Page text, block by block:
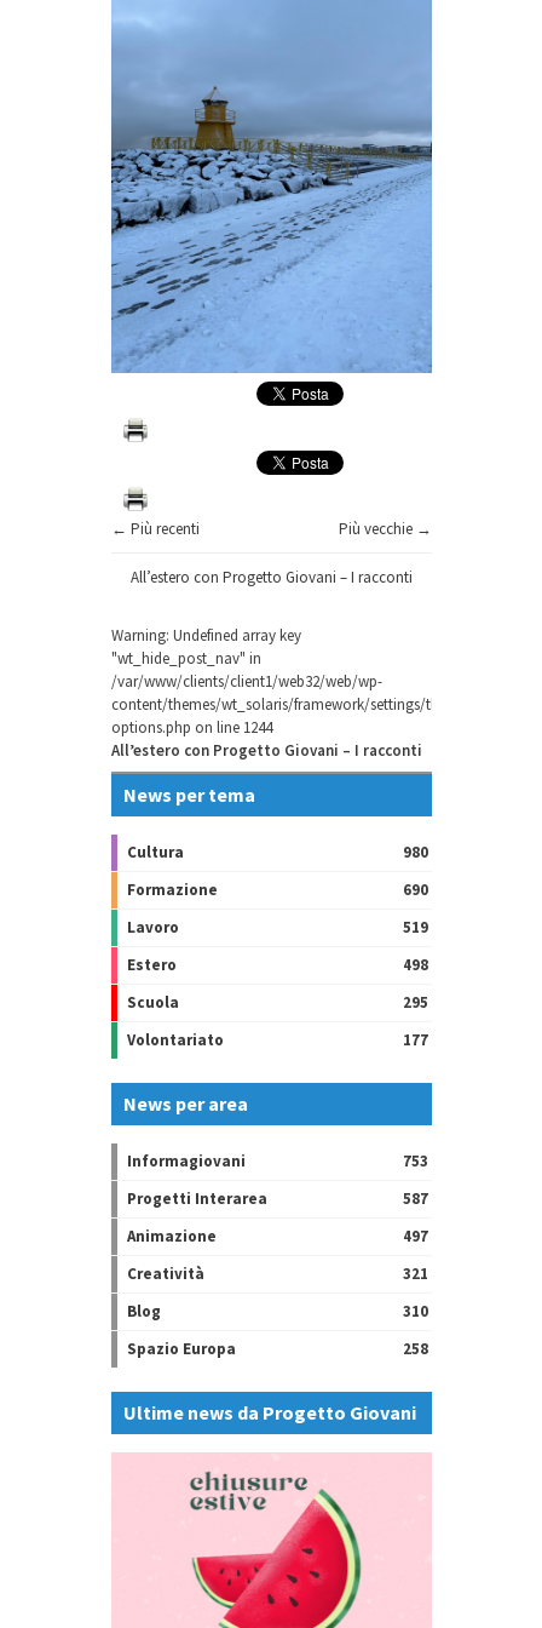
← Più recenti Più vecchie →
All’estero con Progetto Giovani – I racconti
Warning: Undefined array key
"wt_hide_post_nav" in
/var/www/clients/client1/web32/web/wp-
content/themes/wt_solaris/framework/settings/theme-
options.php on line 1244
All’estero con Progetto Giovani – I racconti
News per tema
Cultura
980
Formazione
690
Lavoro
519
Estero
498
Scuola
295
Volontariato
177
News per area
Informagiovani
753
Progetti Interarea
587
Animazione
497
Creatività
321
Blog
310
Spazio Europa
258
Ultime news da Progetto Giovani